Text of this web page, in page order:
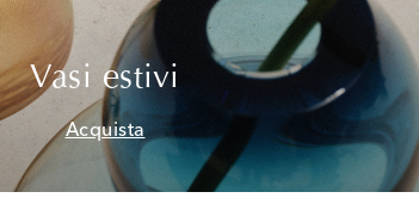
Vasi estivi
Acquista